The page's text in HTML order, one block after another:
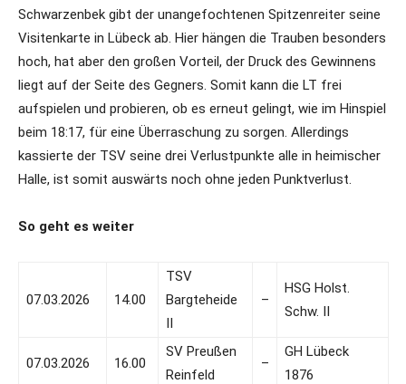
Schwarzenbek gibt der unangefochtenen Spitzenreiter seine
Visitenkarte in Lübeck ab. Hier hängen die Trauben besonders
hoch, hat aber den großen Vorteil, der Druck des Gewinnens
liegt auf der Seite des Gegners. Somit kann die LT frei
aufspielen und probieren, ob es erneut gelingt, wie im Hinspiel
beim 18:17, für eine Überraschung zu sorgen. Allerdings
kassierte der TSV seine drei Verlustpunkte alle in heimischer
Halle, ist somit auswärts noch ohne jeden Punktverlust.
So geht es weiter
07.03.2026 14.00
TSV
Bargteheide
II
–
HSG Holst.
Schw. II
07.03.2026 16.00
SV Preußen
Reinfeld
–
GH Lübeck
1876